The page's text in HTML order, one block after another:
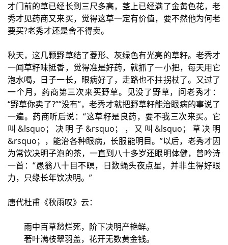
才门前的草已经长到三尺多高，茎上已经满了金黄色花，老
秀才见药商又来买，觉得这草一定有价值，要不然他为何老
要买?老秀才还是舍不得卖。
秋天，这几颗野草结了菱形、灰绿色有光亮的草籽。老秀才
一闻草籽味挺香，觉得准是好药，就抓了一小把，每天用它
泡水喝，日子一长，眼病好了，走路也不拄拐杖了。又过了
一个月，药商第三次来买野草。见没了野草，问老秀才：
“野草你卖了?”“没有”，老秀才就把野草籽能治眼病的事说了
一遍。药商听后说：“这草籽是良药，要不我三次来买。它
叫&lsquo；决明子&rsquo；，又叫&lsquo；草决明
&rsquo；，能治各种眼病，长服能明目。”以后，老秀才因
为常饮决明子泡的茶，一直到八十多岁还眼明体健，曾吟诗
一首：“愚翁八十目不瞑，日数蝇头夜点星，并非生得好眼
力，只缘长年饮决明。”
唐代杜甫《秋雨叹》云：
雨中百草愁烂死，阶下决明产艳鲜。
著叶满枝翠羽盖，花开无数黄金钱。